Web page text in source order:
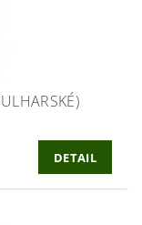
DETAIL